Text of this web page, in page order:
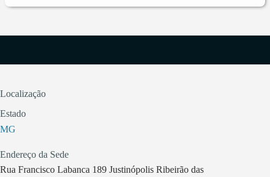
Localização
Estado
MG
Endereço da Sede
Rua Francisco Labanca 189 Justinópolis Ribeirão das